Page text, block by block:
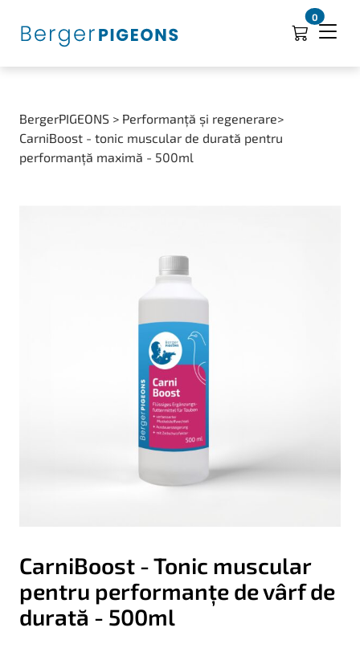
0
BergerPIGEONS > Performanță și regenerare>
CarniBoost - tonic muscular de durată pentru
performanță maximă - 500ml
CarniBoost - Tonic muscular
pentru performanțe de vârf de
durată - 500ml